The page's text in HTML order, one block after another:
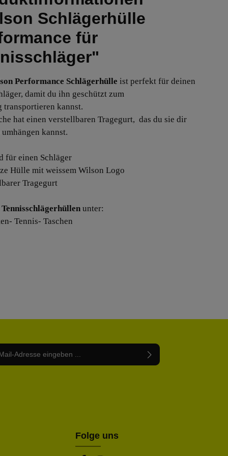
Schlägerhülle
für
Performance Schlägerhülle ist perfekt für deinen
damit du ihn geschützt zum
transportieren kannst.
hat einen verstellbaren Tragegurt, das du sie dir
umhängen kannst.
für einen Schläger
Hülle mit weissem Wilson Logo
Tragegurt
Tennisschlägerhüllen unter:
Tennis- Taschen
Folge uns